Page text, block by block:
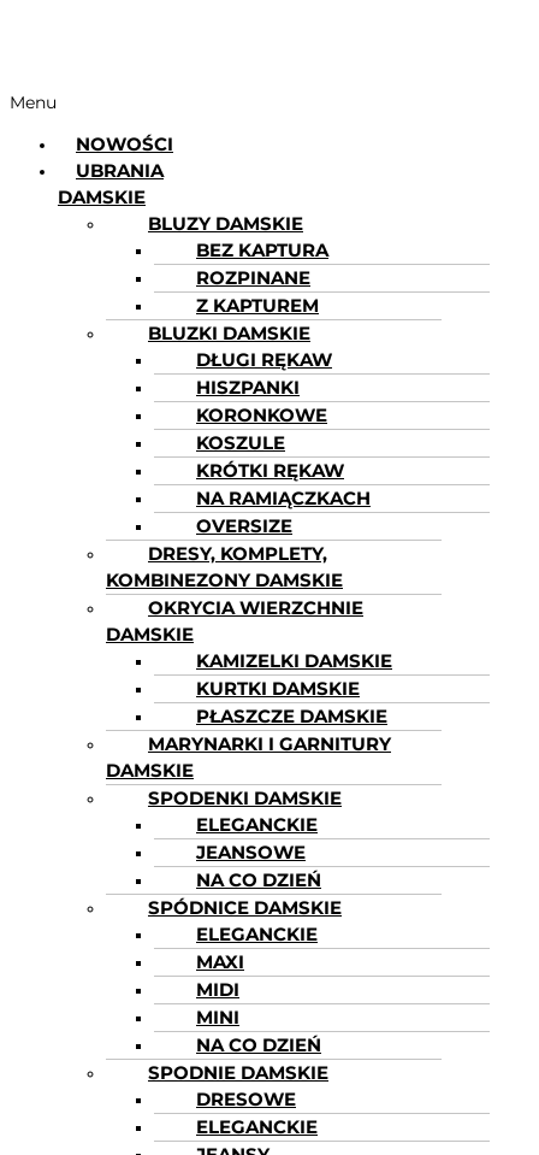
Menu
NOWOŚCI
UBRANIA
DAMSKIE
BLUZY DAMSKIE
BEZ KAPTURA
ROZPINANE
Z KAPTUREM
BLUZKI DAMSKIE
DŁUGI RĘKAW
HISZPANKI
KORONKOWE
KOSZULE
KRÓTKI RĘKAW
NA RAMIĄCZKACH
OVERSIZE
DRESY, KOMPLETY,
KOMBINEZONY DAMSKIE
OKRYCIA WIERZCHNIE
DAMSKIE
KAMIZELKI DAMSKIE
KURTKI DAMSKIE
PŁASZCZE DAMSKIE
MARYNARKI I GARNITURY
DAMSKIE
SPODENKI DAMSKIE
ELEGANCKIE
JEANSOWE
NA CO DZIEŃ
SPÓDNICE DAMSKIE
ELEGANCKIE
MAXI
MIDI
MINI
NA CO DZIEŃ
SPODNIE DAMSKIE
DRESOWE
ELEGANCKIE